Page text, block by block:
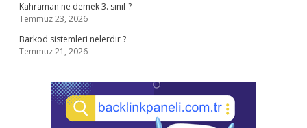
Kahraman ne demek 3. sınıf ?
Temmuz 23, 2026
Barkod sistemleri nelerdir ?
Temmuz 21, 2026